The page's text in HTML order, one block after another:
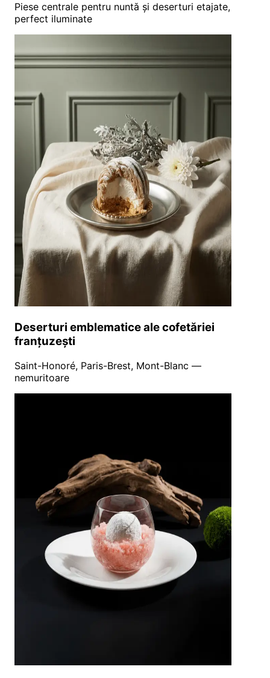
Piese centrale pentru nuntă și deserturi etajate,
perfect iluminate
Deserturi emblematice ale cofetăriei
franțuzești
Saint-Honoré, Paris-Brest, Mont-Blanc —
nemuritoare